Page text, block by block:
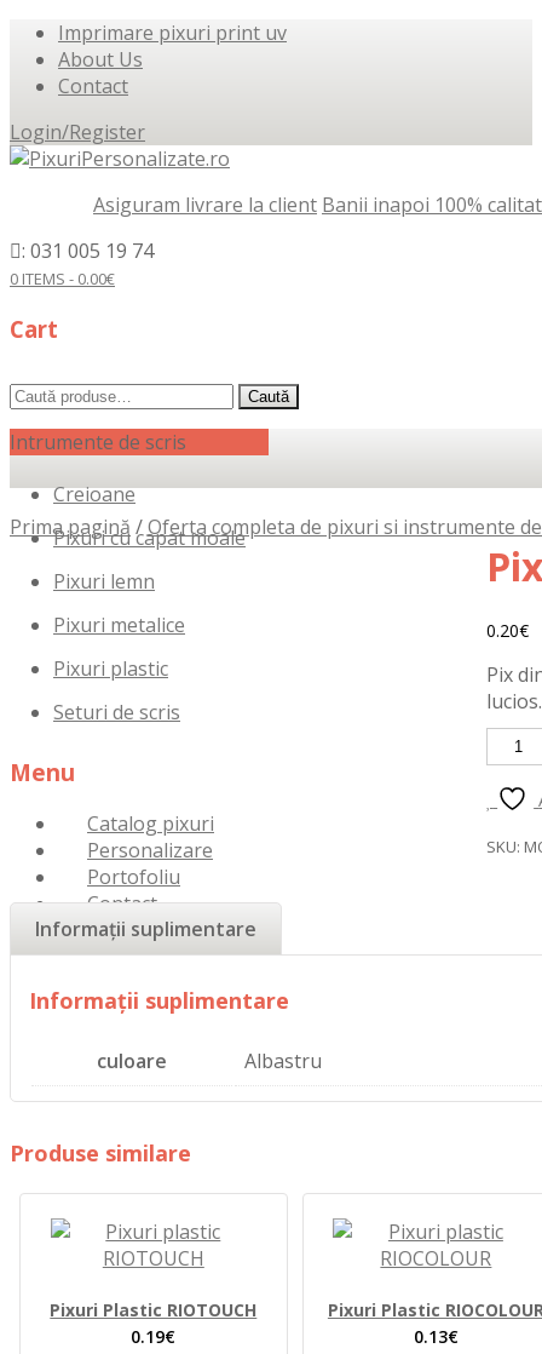
Imprimare pixuri print uv
About Us
Contact
Login/Register
Asiguram livrare la client Banii inapoi 100%
: 031 005 19 74
0 ITEMS - 0.00€
Cart
Caută
Caută
Intrumente de scris
Creioane
Pixuri cu capat moale
Pixuri lemn
Pixuri metalice
Pixuri plastic
Seturi de scris
Menu
Skip
content
Catalog pixuri
Personalizare
Portofoliu
Contact
Prima pagină /Oferta completa de pixuri si instrumente
0.20€
Pix
Pix
cu
prin
SKU:
Informații suplimentare
Informații suplimentare
culoare Albastru
Produse similare
Pixuri Plastic RIOTOUCH
0.19€
Pixuri Plastic
0.13€